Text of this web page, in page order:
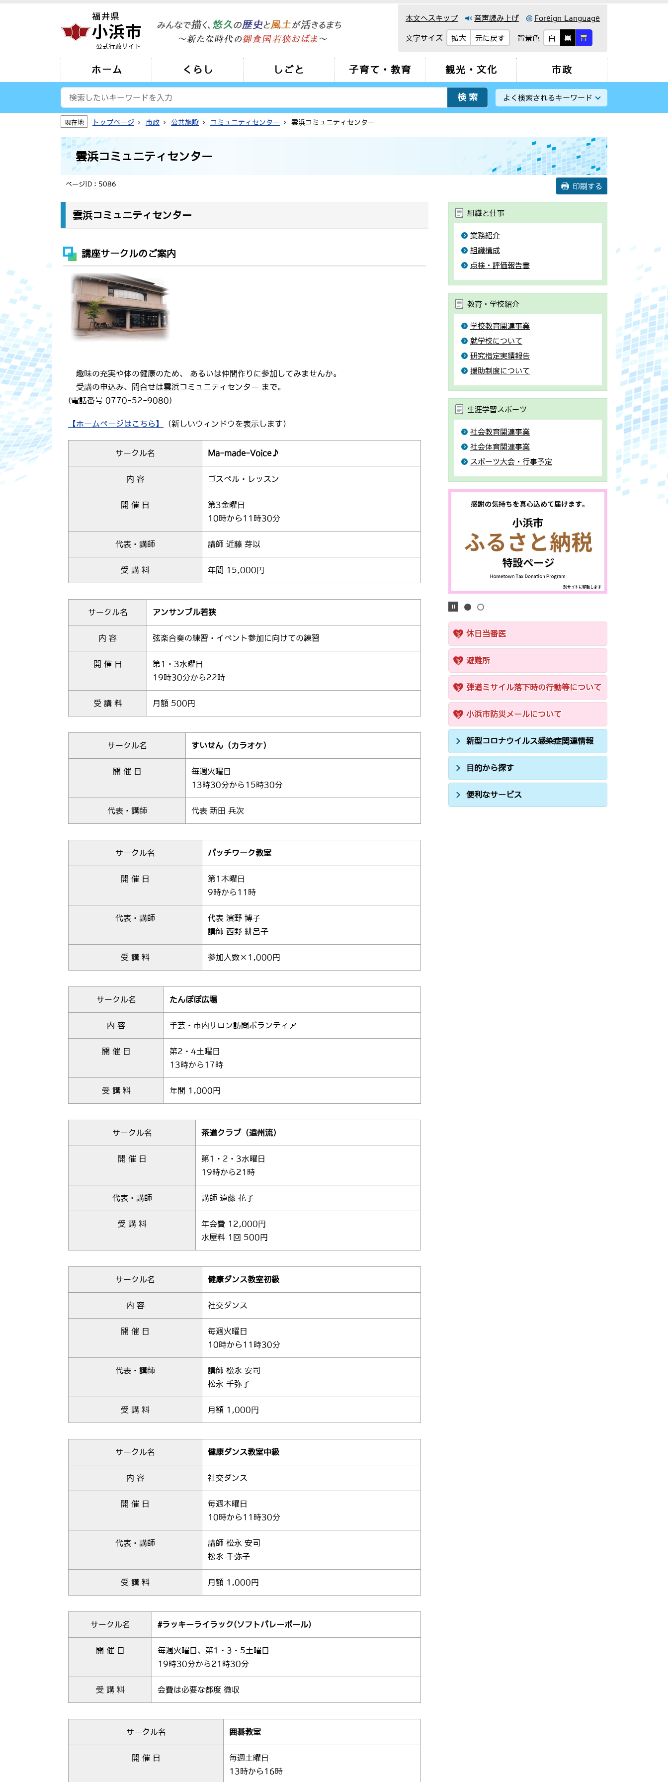
公式行政サイト
本文へスキップ 音声読み上げ Foreign Language
文字サイズ 拡大 元に戻す 背景色 白 黒 青
ホーム くらし しごと 子育て・教育 観光・文化 市政
よく検索されるキーワード
現在地 トップページ 市政 公共施設 コミュニティセンター 雲浜コミュニティセンター
雲浜コミュニティセンター
ページID：5086 印刷する
雲浜コミュニティセンター
講座サークルのご案内
趣味の充実や体の健康のため、 あるいは仲間作りに参加してみませんか。
受講の申込み、問合せは雲浜コミュニティセンター まで。
(電話番号 0770-52-9080)
【ホームページはこちら】 （新しいウィンドウを表示します）
サークル名 Ma-made-Voice♪
内 容 ゴスペル・レッスン
開 催 日
第3金曜日
10時から11時30分
代表・講師 講師 近藤 芽以
受 講 料 年間 15,000円
サークル名 アンサンブル若狭
内 容 弦楽合奏の練習・イベント参加に向けての練習
開 催 日
第1・3水曜日
19時30分から22時
受 講 料 月額 500円
サークル名 すいせん（カラオケ）
開 催 日
毎週火曜日
13時30分から15時30分
代表・講師 代表 新田 兵次
サークル名 パッチワーク教室
開 催 日
第1木曜日
9時から11時
代表・講師
代表 濱野 博子
講師 西野 緋呂子
受 講 料 参加人数×1,000円
サークル名 たんぽぽ広場
内 容 手芸・市内サロン訪問ボランティア
開 催 日
第2・4土曜日
13時から17時
受 講 料 年間 1,000円
サークル名 茶道クラブ（遠州流）
開 催 日
第1・2・3水曜日
19時から21時
代表・講師 講師 遠藤 花子
受 講 料
年会費 12,000円
水屋料 1回 500円
サークル名 健康ダンス教室初級
内 容 社交ダンス
開 催 日
毎週火曜日
10時から11時30分
代表・講師
講師 松永 安司
松永 千弥子
受 講 料 月額 1,000円
サークル名 健康ダンス教室中級
内 容 社交ダンス
開 催 日
毎週木曜日
10時から11時30分
代表・講師
講師 松永 安司
松永 千弥子
受 講 料 月額 1,000円
サークル名 #ラッキーライラック(ソフトバレーボール)
開 催 日
毎週火曜日、第1・3・5土曜日
19時30分から21時30分
受 講 料 会費は必要な都度 微収
サークル名 囲碁教室
開 催 日
毎週土曜日
13時から16時
組織と仕事
業務紹介
組織構成
点検・評価報告書
教育・学校紹介
学校教育関連事業
就学校について
研究指定実績報告
援助制度について
生涯学習スポーツ
社会教育関連事業
社会体育関連事業
スポーツ大会・行事予定
休日当番医
避難所
弾道ミサイル落下時の行動等について
小浜市防災メールについて
新型コロナウイルス感染症関連情報
目的から探す
便利なサービス